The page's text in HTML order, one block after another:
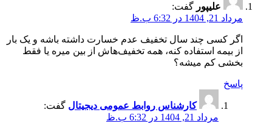
علیپور گفت:
مرداد 21, 1404 در 6:32 ب.ظ
اگر کسی چند سال تخفیف عدم خسارت داشته باشه و یک بار
از بیمه استفاده کنه، همه تخفیف‌هاش از بین میره یا فقط
بخشی کم میشه؟
پاسخ
کارشناس روابط عمومی دیجیتال گفت:
مرداد 21, 1404 در 6:32 ب.ظ